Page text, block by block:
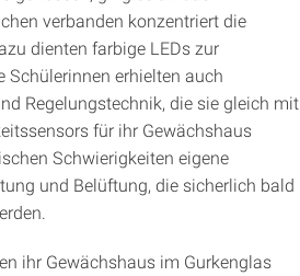
verbanden konzentriert die
dienten farbige LEDs zur
Schülerinnen erhielten auch
Regelungstechnik, die sie gleich mit
für ihr Gewächshaus
Schwierigkeiten eigene
und Belüftung, die sicherlich bald
ihr Gewächshaus im Gurkenglas